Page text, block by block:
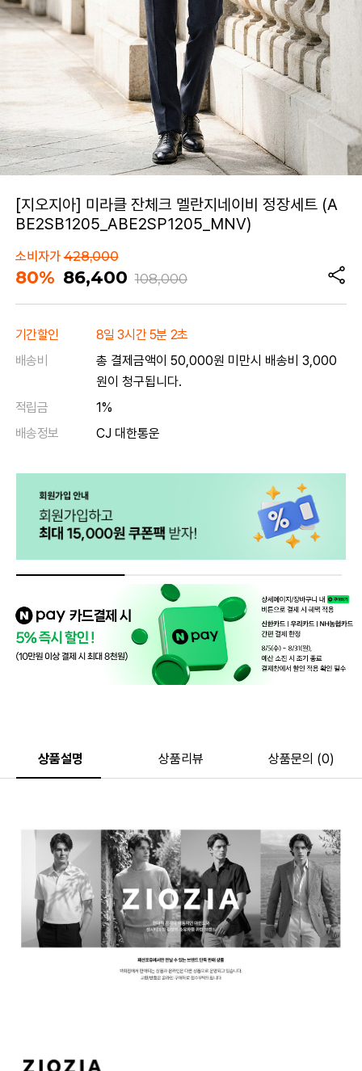
[지오지아] 미라클 잔체크 멜란지네이비 정장세트 (A
BE2SB1205_ABE2SP1205_MNV)
소비자가428,000
80% 86,400 108,000
기간할인
8일 3시간 5분 2초
배송비
총 결제금액이 50,000원 미만시 배송비 3,000
원이 청구됩니다.
적립금
1%
배송정보
CJ 대한통운
상품설명 상품리뷰 상품문의 (0)